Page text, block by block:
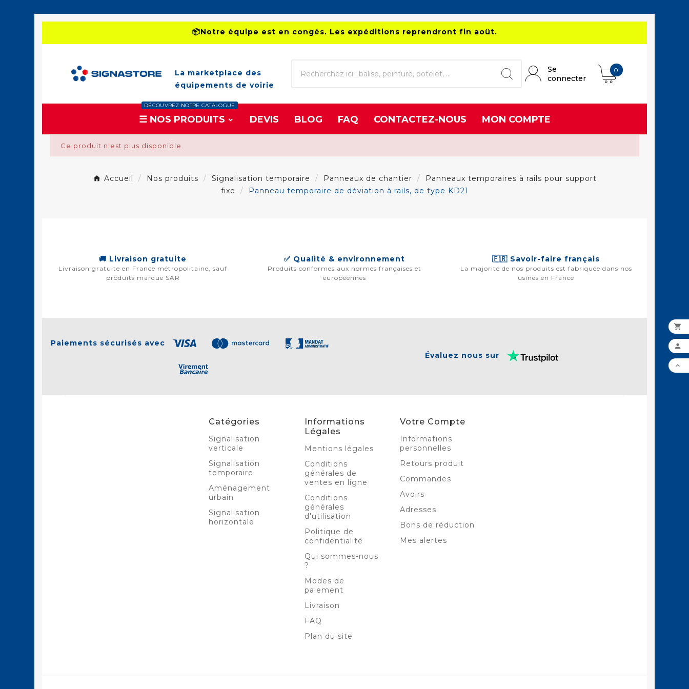
📦Notre équipe est en congés. Les expéditions reprendront fin août.
La marketplace des
équipements de voirie
Se
connecter
0
☰ NOS PRODUITS
DÉCOUVREZ NOTRE CATALOGUE
DEVIS BLOG FAQ CONTACTEZ-NOUS MON COMPTE
Ce produit n'est plus disponible.
Accueil Nos produits Signalisation temporaire Panneaux de chantier
Panneaux temporaires à rails pour support
fixe
Panneau temporaire de déviation à rails, de type KD21
🚚 Livraison gratuite
Livraison gratuite en France métropolitaine, sauf
produits marque SAR
✅ Qualité & environnement
Produits conformes aux normes françaises et
européennes
🇫🇷 Savoir-faire français
La majorité de nos produits est fabriquée dans nos
usines en France
Paiements sécurisés avec
Évaluez nous sur
Catégories
Signalisation
verticale
Signalisation
temporaire
Aménagement
urbain
Signalisation
horizontale
Informations
Légales
Mentions légales
Conditions
générales de
ventes en ligne
Conditions
générales
d'utilisation
Politique de
confidentialité
Qui sommes-nous
?
Modes de
paiement
Livraison
FAQ
Plan du site
Votre Compte
Informations
personnelles
Retours produit
Commandes
Avoirs
Adresses
Bons de réduction
Mes alertes


